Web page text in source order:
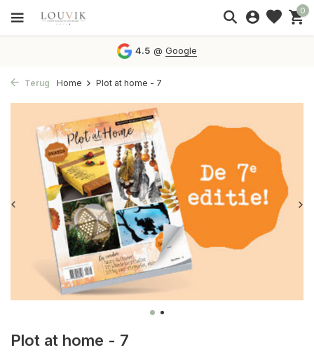
0
4.5 @Google
Terug Home Plot at home - 7
Plot at home - 7